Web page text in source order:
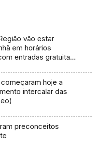
vão estar
em horários
entradas gratuitas
hoje a
intercalar das
preconceitos